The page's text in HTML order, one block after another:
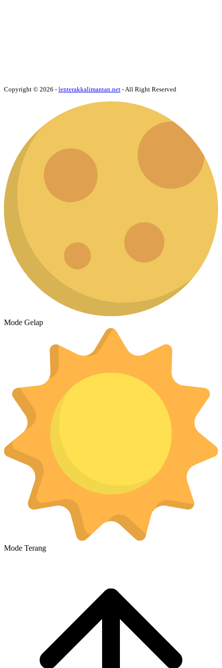
Copyright © 2026 - lenterakkalimantan.net - All Right Reserved
Mode Gelap
Mode Terang